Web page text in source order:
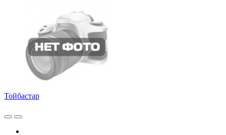
Тойбастар